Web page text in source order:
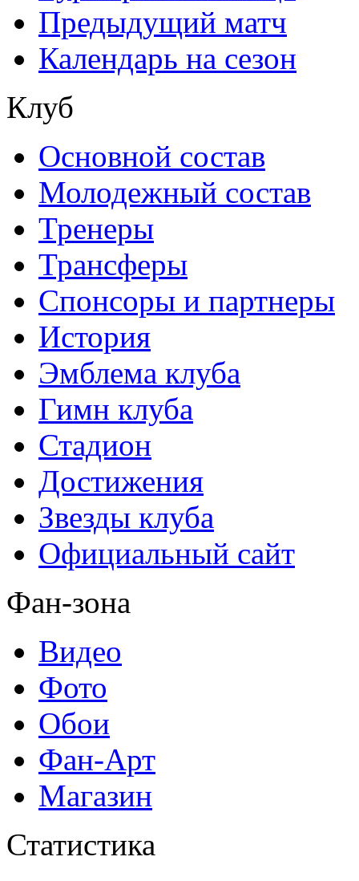
Предыдущий матч
Календарь на сезон
Клуб
Основной состав
Молодежный состав
Тренеры
Трансферы
Спонсоры и партнеры
История
Эмблема клуба
Гимн клуба
Стадион
Достижения
Звезды клуба
Официальный сайт
Фан-зона
Видео
Фото
Обои
Фан-Арт
Магазин
Статистика